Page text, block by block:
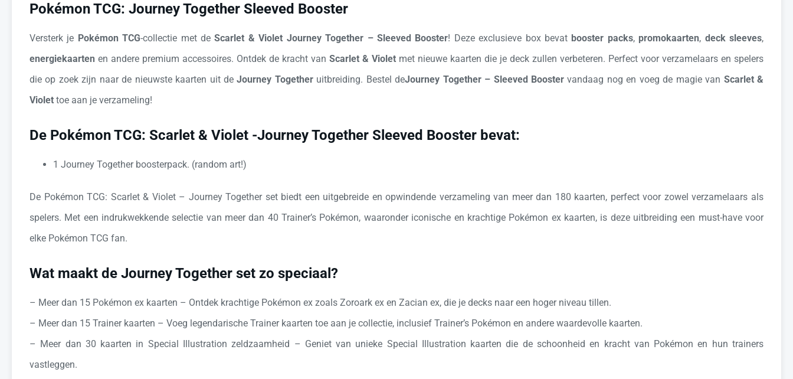
Pokémon TCG: Journey Together Sleeved Booster
Versterk je Pokémon TCG-collectie met deScarlet & Violet Journey Together – Sleeved Booster! Deze exclusieve box bevat booster packs, promokaarten, deck sleeves,
energiekaarten en andere premium accessoires. Ontdek de kracht van Scarlet & Violet met nieuwe kaarten die je deck zullen verbeteren. Perfect voor verzamelaars en spelers
die op zoek zijn naar de nieuwste kaarten uit deJourney Togetheruitbreiding. Bestel deJourney Together – Sleeved Booster vandaag nog en voeg de magie van Scarlet &
Violet toe aan je verzameling!
De Pokémon TCG: Scarlet & Violet -Journey Together Sleeved Booster bevat:
1 Journey Together boosterpack. (random art!)
De Pokémon TCG: Scarlet & Violet – Journey Together set biedt een uitgebreide en opwindende verzameling van meer dan 180 kaarten, perfect voor zowel verzamelaars als
spelers. Met een indrukwekkende selectie van meer dan 40 Trainer’s Pokémon, waaronder iconische en krachtige Pokémon ex kaarten, is deze uitbreiding een must-have voor
elke Pokémon TCG fan.
Wat maakt de Journey Together set zo speciaal?
– Meer dan 15 Pokémon ex kaarten – Ontdek krachtige Pokémon ex zoals Zoroark ex en Zacian ex, die je decks naar een hoger niveau tillen.
– Meer dan 15 Trainer kaarten – Voeg legendarische Trainer kaarten toe aan je collectie, inclusief Trainer’s Pokémon en andere waardevolle kaarten.
– Meer dan 30 kaarten in Special Illustration zeldzaamheid – Geniet van unieke Special Illustration kaarten die de schoonheid en kracht van Pokémon en hun trainers
vastleggen.